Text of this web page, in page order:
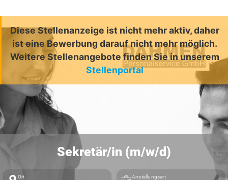
Diese Stellenanzeige ist nicht mehr aktiv, daher
ist eine Bewerbung darauf nicht mehr möglich.
Weitere Stellenangebote finden Sie in unserem
Stellenportal
Sekretär/in (m/w/d)
Ort Anstellungsart